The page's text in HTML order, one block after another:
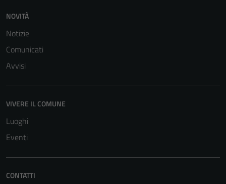
NOVITÀ
Notizie
Comunicati
Avvisi
VIVERE IL COMUNE
Luoghi
Eventi
CONTATTI